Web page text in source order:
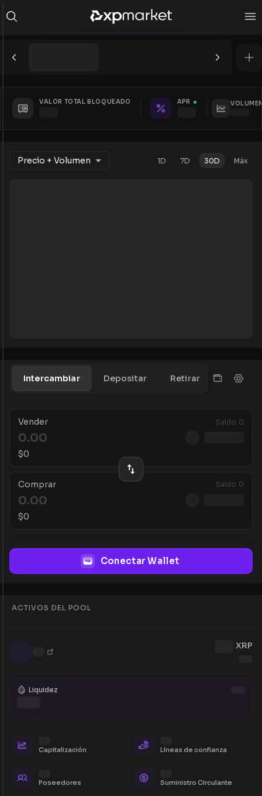
VALOR TOTAL BLOQUEADO APR
Precio + Volumen 1D 7D 30D Máx
Intercambiar Depositar Retirar
Vender Saldo 0
$0
Comprar Saldo 0
$0
Conectar Wallet
ACTIVOS DEL POOL
XRP
Liquidez
Capitalización Líneas de confianza
Poseedores Suministro Circulante